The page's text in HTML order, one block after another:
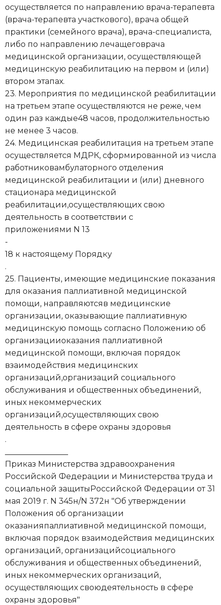
осуществляется по направлению врача-терапевта
(врача-терапевта участкового), врача общей
практики (семейного врача), врача-специалиста,
либо по направлению лечащеговрача
медицинской организации, осуществляющей
медицинскую реабилитацию на первом и (или)
втором этапах.
23. Мероприятия по медицинской реабилитации
на третьем этапе осуществляются не реже, чем
один раз каждые48 часов, продолжительностью
не менее 3 часов.
24. Медицинская реабилитация на третьем этапе
осуществляется МДРК, сформированной из числа
работниковамбулаторного отделения
медицинской реабилитации и (или) дневного
стационара медицинской
реабилитации,осуществляющих свою
деятельность в соответствии с
приложениями N 13
-
18 к настоящему Порядку
.
25. Пациенты, имеющие медицинские показания
для оказания паллиативной медицинской
помощи, направляютсяв медицинские
организации, оказывающие паллиативную
медицинскую помощь согласно Положению об
организацииоказания паллиативной
медицинской помощи, включая порядок
взаимодействия медицинских
организаций,организаций социального
обслуживания и общественных объединений,
иных некоммерческих
организаций,осуществляющих свою
деятельность в сфере охраны здоровья
.
Приказ Министерства здравоохранения
Российской Федерации и Министерства труда и
социальной защитыРоссийской Федерации от 31
мая 2019 г. N 345н/N 372н "Об утверждении
Положения об организации
оказанияпаллиативной медицинской помощи,
включая порядок взаимодействия медицинских
организаций, организацийсоциального
обслуживания и общественных объединений,
иных некоммерческих организаций,
осуществляющих своюдеятельность в сфере
охраны здоровья"